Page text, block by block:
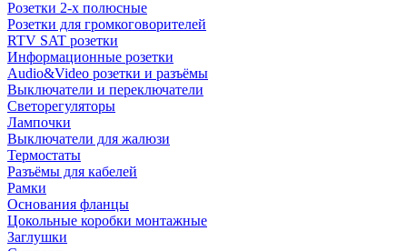
Розетки 2-х полюсные
Розетки для громкоговорителей
RTV SAT розетки
Информационные розетки
Audio&Video розетки и разъёмы
Выключатели и переключатели
Светорегуляторы
Лампочки
Выключатели для жалюзи
Термостаты
Разъёмы для кабелей
Рамки
Основания фланцы
Цокольные коробки монтажные
Заглушки